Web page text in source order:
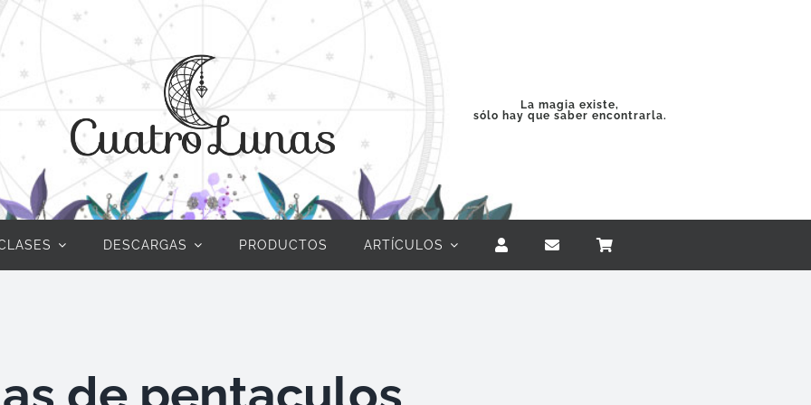
La magia existe,
sólo hay que saber encontrarla.
DESCARGAS PRODUCTOS ARTÍCULOS